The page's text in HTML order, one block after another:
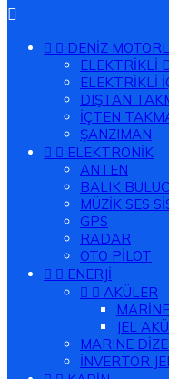

  DENİZ
ELEKTRİKLİ
ELEKTRİKLİ
DIŞTAN
İÇTEN
ŞANZIMAN
  ELEKTRONİK
ANTEN
BALIK
MÜZİK SES
GPS
RADAR
OTO PİLOT
  ENERJİ
  AKÜLER
JEL
MARINE
İNVERTÖR